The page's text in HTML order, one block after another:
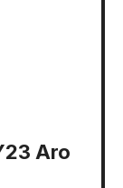
Aro